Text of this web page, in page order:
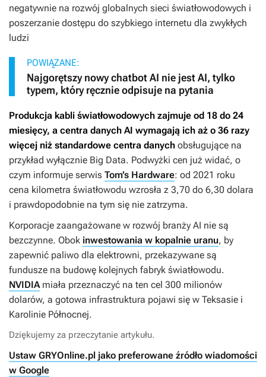
negatywnie na rozwój globalnych sieci światłowodowych i
poszerzanie dostępu do szybkiego internetu dla zwykłych
ludzi
POWIĄZANE:
Najgorętszy nowy chatbot AI nie jest AI, tylko
typem, który ręcznie odpisuje na pytania
Produkcja kabli światłowodowych zajmuje od 18 do 24
miesięcy, a centra danych AI wymagają ich aż o 36 razy
więcej niż standardowe centra danych obsługujące na
przykład wyłącznie Big Data. Podwyżki cen już widać, o
czym informuje serwis Tom’s Hardware: od 2021 roku
cena kilometra światłowodu wzrosła z 3,70 do 6,30 dolara
i prawdopodobnie na tym się nie zatrzyma.
Korporacje zaangażowane w rozwój branży AI nie są
bezczynne. Obok inwestowania w kopalnie uranu, by
zapewnić paliwo dla elektrowni, przekazywane są
fundusze na budowę kolejnych fabryk światłowodu.
NVIDIAmiała przeznaczyć na ten cel 300 milionów
dolarów, a gotowa infrastruktura pojawi się w Teksasie i
Karolinie Północnej.
Dziękujemy za przeczytanie artykułu.
Ustaw GRYOnline.pl jako preferowane źródło wiadomości
w Google